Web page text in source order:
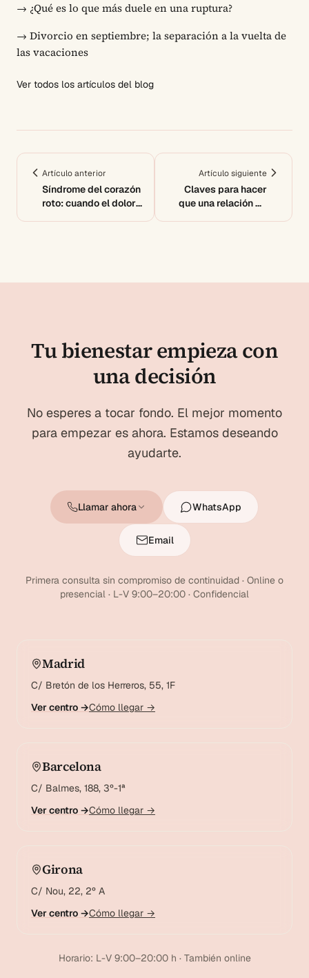
→ ¿Qué es lo que más duele en una ruptura?
→ Divorcio en septiembre; la separación a la vuelta de
las vacaciones
Ver todos los artículos del blog
Artículo anterior
Síndrome del corazón
roto: cuando el dolor
Artículo siguiente
Claves para hacer
que una relación de
Tu bienestar empieza con
una decisión
No esperes a tocar fondo. El mejor momento
para empezar es ahora. Estamos deseando
ayudarte.
Llamar ahora WhatsApp
Email
Primera consulta sin compromiso de continuidad · Online o
presencial · L-V 9:00–20:00 · Confidencial
Madrid
C/ Bretón de los Herreros, 55, 1F
Ver centro →Cómo llegar →
Barcelona
C/ Balmes, 188, 3º-1ª
Ver centro →Cómo llegar →
Girona
C/ Nou, 22, 2º A
Ver centro →Cómo llegar →
Horario: L-V 9:00–20:00 h · También online